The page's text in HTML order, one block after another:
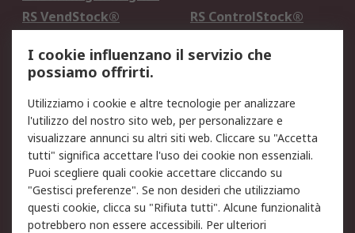
RS VendStock®
RS ControlStock®
Legale
Informativa Cookie
Informativa Privacy -
Aggiornata
Email Security
Termini d'uso
Condizioni di vendita
Condizioni generali di
servizio
Etica e responsabilità
I cookie influenzano il servizio che
possiamo offrirti.
Utilizziamo i cookie e altre tecnologie per analizzare
l'utilizzo del nostro sito web, per personalizzare e
visualizzare annunci su altri siti web. Cliccare su "Accetta
tutti" significa accettare l'uso dei cookie non essenziali.
Puoi scegliere quali cookie accettare cliccando su
"Gestisci preferenze". Se non desideri che utilizziamo
questi cookie, clicca su "Rifiuta tutti". Alcune funzionalità
potrebbero non essere accessibili. Per ulteriori